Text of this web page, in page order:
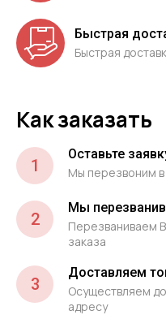
Быстрая
Быстрая
Как заказать
1
Оставьте
Мы перезвоним в
2
Мы
Перезваниваем
заказа
3
Доставляем
Осуществляем
адресу